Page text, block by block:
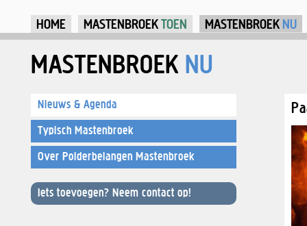
HOME MASTENBROEKTOEN MASTENBROEK NU
MASTENBROEK NU
Nieuws & Agenda
Typisch Mastenbroek
Over Polderbelangen Mastenbroek
Iets toevoegen? Neem contact op!